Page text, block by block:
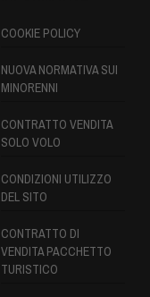
COOKIE POLICY
NUOVA NORMATIVA SUI
MINORENNI
CONTRATTO VENDITA
SOLO VOLO
CONDIZIONI UTILIZZO
DEL SITO
CONTRATTO DI
VENDITA PACCHETTO
TURISTICO